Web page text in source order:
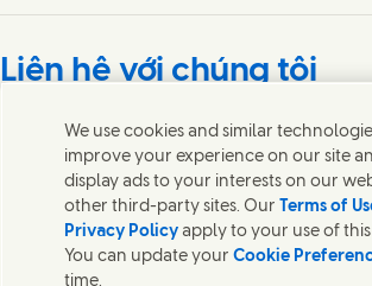
with us on Facebook
Connect with us on X
Connect with us on
Connect with us on
Liên hệ với chúng tôi
Liên hệ với các nhóm chuyên gia và
liên lạc trên khắp thế giới.
Liên hệ với chúng tôi
We use cookies and similar
improve your experience on our site
display ads to your interests on our
other third-party sites. Our Terms of
Privacy Policy apply to your use of this
You can update yourCookie
time.